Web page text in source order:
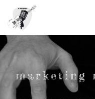
marketing
Panneau de gestion